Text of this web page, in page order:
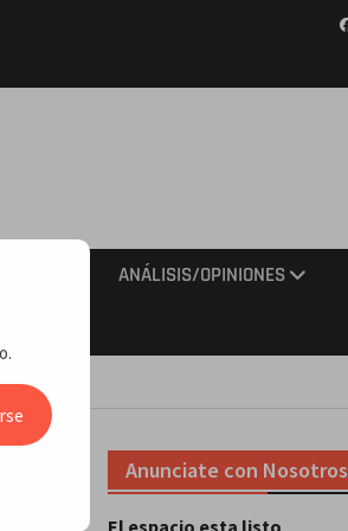
ANÁLISIS/OPINIONES
Anunciate con Nosotros
El espacio esta listo